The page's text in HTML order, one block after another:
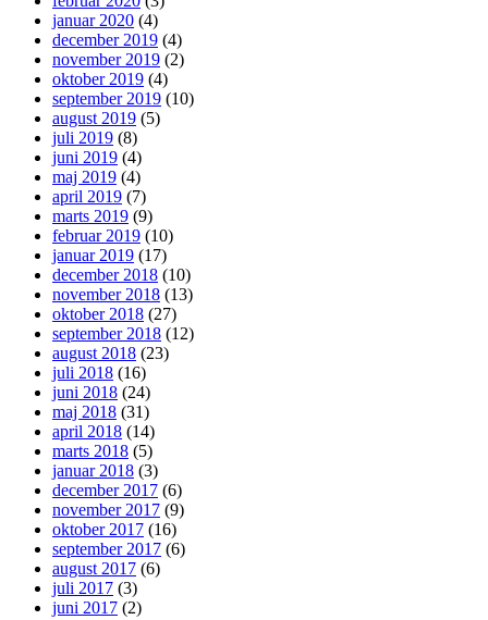
januar 2020 (4)
december 2019 (4)
november 2019 (2)
oktober 2019 (4)
september 2019 (10)
august 2019 (5)
juli 2019 (8)
juni 2019 (4)
maj 2019 (4)
april 2019 (7)
marts 2019 (9)
februar 2019 (10)
januar 2019 (17)
december 2018 (10)
november 2018 (13)
oktober 2018 (27)
september 2018 (12)
august 2018 (23)
juli 2018 (16)
juni 2018 (24)
maj 2018 (31)
april 2018 (14)
marts 2018 (5)
januar 2018 (3)
december 2017 (6)
november 2017 (9)
oktober 2017 (16)
september 2017 (6)
august 2017 (6)
juli 2017 (3)
juni 2017 (2)